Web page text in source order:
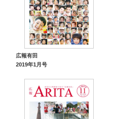
広報有田
2019年1月号